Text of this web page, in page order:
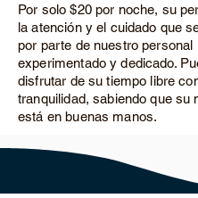
Por solo $20 por noche, su
la atención y el cuidado que
por parte de nuestro personal
experimentado y dedicado.
disfrutar de su tiempo libre
tranquilidad, sabiendo que su
está en buenas manos.